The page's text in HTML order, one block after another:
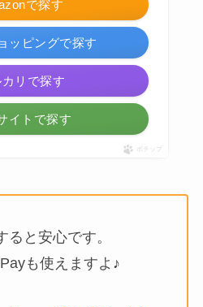
で探す
ッピングで探す
カリで探す
イトで探す
ポチップ
と安心です。
も使えますよ♪